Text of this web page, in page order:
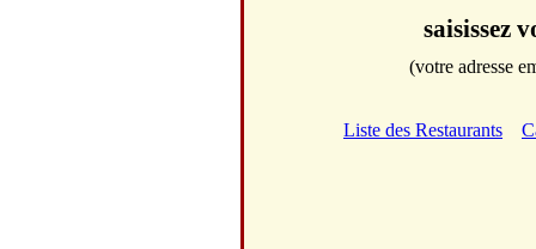
saisissez
(votre adresse
Liste des Restaurants